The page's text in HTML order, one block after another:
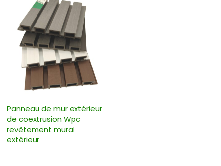
Panneau de mur extérieur
de coextrusion Wpc
revêtement mural
extérieur